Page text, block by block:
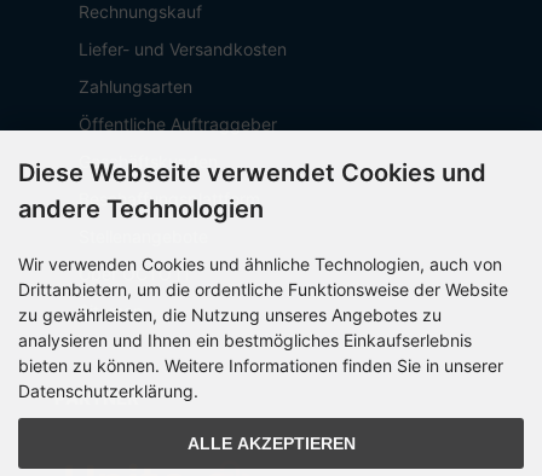
Rechnungskauf
Liefer- und Versandkosten
Zahlungsarten
Öffentliche Auftraggeber
Geschäftskunden
Beschaffungsplattform
Über OCTO IT
Sitemap
PARTNER
Diese Webseite verwendet Cookies und
andere Technologien
Wir verwenden Cookies und ähnliche Technologien, auch von
Drittanbietern, um die ordentliche Funktionsweise der Website
zu gewährleisten, die Nutzung unseres Angebotes zu
analysieren und Ihnen ein bestmögliches Einkaufserlebnis
bieten zu können. Weitere Informationen finden Sie in unserer
Datenschutzerklärung.
ALLE AKZEPTIEREN